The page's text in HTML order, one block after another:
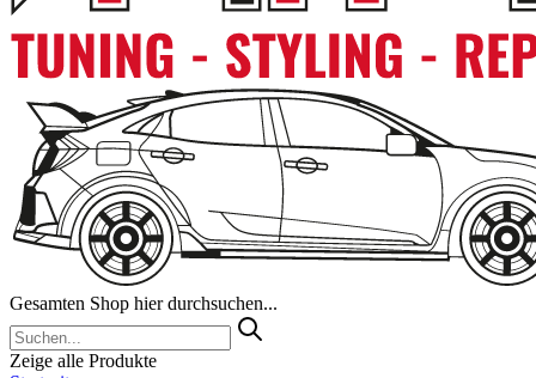
Gesamten Shop hier durchsuchen...
Zeige alle Produkte